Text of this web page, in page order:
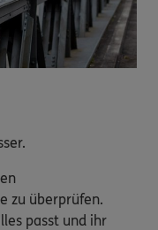
zu überprüfen.
passt und ihr